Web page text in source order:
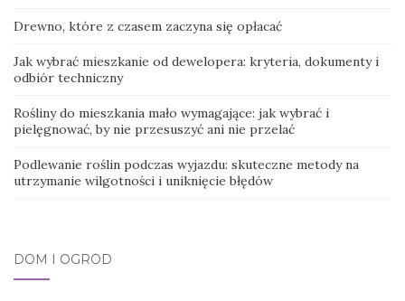
Drewno, które z czasem zaczyna się opłacać
Jak wybrać mieszkanie od dewelopera: kryteria, dokumenty i
odbiór techniczny
Rośliny do mieszkania mało wymagające: jak wybrać i
pielęgnować, by nie przesuszyć ani nie przelać
Podlewanie roślin podczas wyjazdu: skuteczne metody na
utrzymanie wilgotności i uniknięcie błędów
DOM I OGRÓD